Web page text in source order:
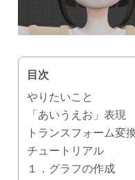
目次
やりたいこと
「あいうえお」表現
トランスフォーム変
チュートリアル
１．グラフの作成